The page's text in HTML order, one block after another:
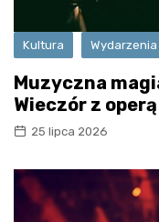
Kultura Wydarzenia
Muzyczna
Wieczór z
25 lipca 2026